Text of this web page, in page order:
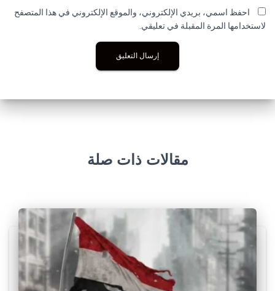
احفظ اسمي، بريدي الإلكتروني، والموقع الإلكتروني في هذا المتصفح
لاستخدامها المرة المقبلة في تعليقي.
مقالات ذات صلة